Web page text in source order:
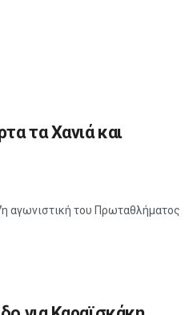
τα Χανιά και
αγωνιστική του Πρωταθλήματος